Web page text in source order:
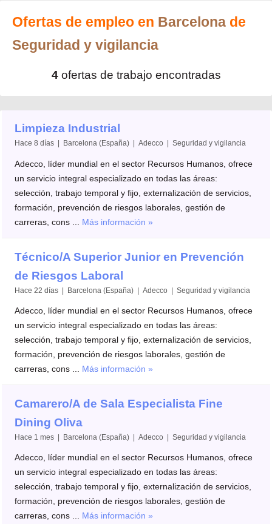
Ofertas de empleo en Barcelona de
Seguridad y vigilancia
4ofertas de trabajo encontradas
Limpieza Industrial
Hace 8 días | Barcelona (España) | Adecco | Seguridad y vigilancia
Adecco, líder mundial en el sector Recursos Humanos, ofrece
un servicio integral especializado en todas las áreas:
selección, trabajo temporal y fijo, externalización de servicios,
formación, prevención de riesgos laborales, gestión de
carreras, cons ... Más información »
Técnico/A Superior Junior en Prevención
de Riesgos Laboral
Hace 22 días | Barcelona (España) | Adecco | Seguridad y vigilancia
Adecco, líder mundial en el sector Recursos Humanos, ofrece
un servicio integral especializado en todas las áreas:
selección, trabajo temporal y fijo, externalización de servicios,
formación, prevención de riesgos laborales, gestión de
carreras, cons ... Más información »
Camarero/A de Sala Especialista Fine
Dining Oliva
Hace 1 mes | Barcelona (España) | Adecco | Seguridad y vigilancia
Adecco, líder mundial en el sector Recursos Humanos, ofrece
un servicio integral especializado en todas las áreas:
selección, trabajo temporal y fijo, externalización de servicios,
formación, prevención de riesgos laborales, gestión de
carreras, cons ... Más información »